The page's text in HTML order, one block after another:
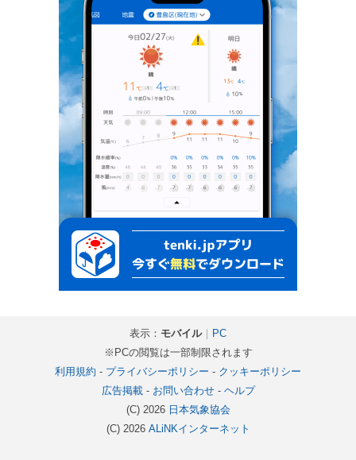
表示： モバイル｜ PC
※PCの閲覧は一部制限されます
利用規約 - プライバシーポリシー - クッキーポリシー
広告掲載- お問い合わせ- ヘルプ
(C) 2026 日本気象協会
(C) 2026 ALiNKインターネット